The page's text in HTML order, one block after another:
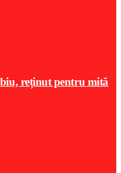
reținut pentru mită